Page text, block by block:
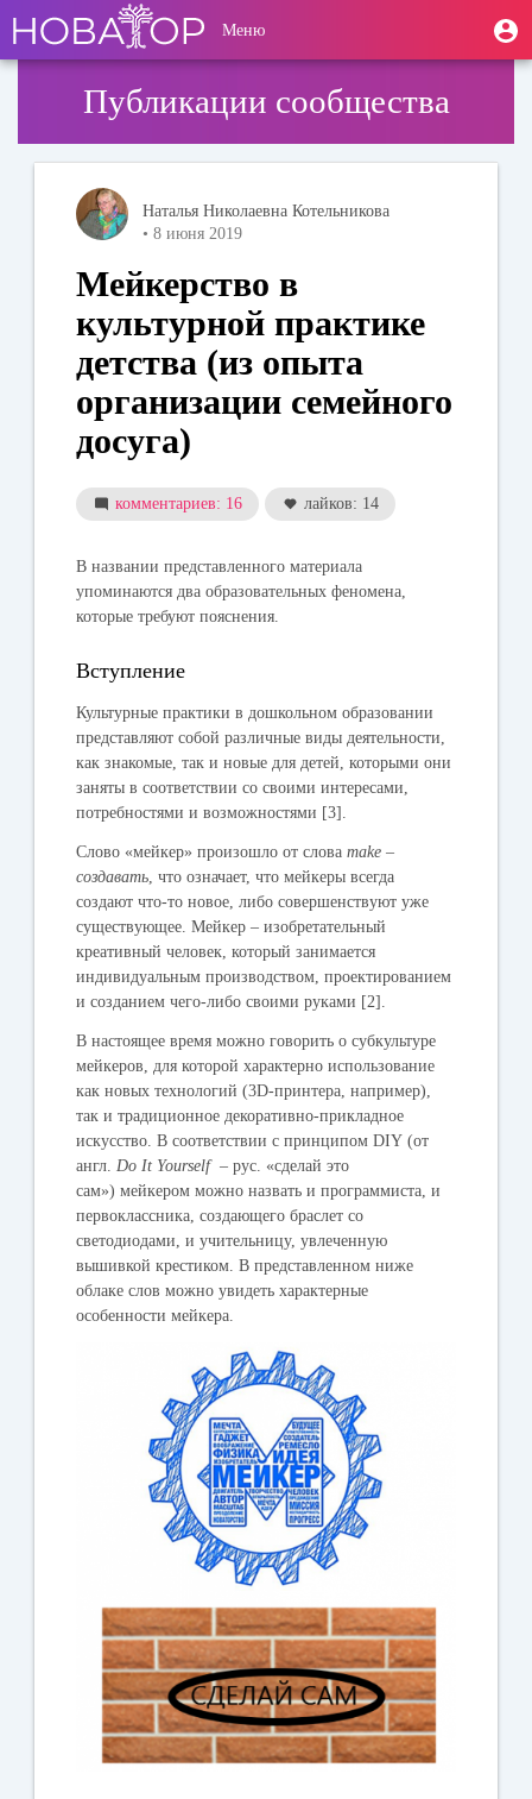
основному
содержанию
User
account
Меню
Публикации сообщества
Наталья Николаевна Котельникова
• 8 июня 2019
Мейкерство в
культурной практике
детства (из опыта
организации семейного
досуга)
комментариев: 16 лайков: 14
В названии представленного материала
упоминаются два образовательных феномена,
которые требуют пояснения.
Вступление
Культурные практики в дошкольном образовании
представляют собой различные виды деятельности,
как знакомые, так и новые для детей, которыми они
заняты в соответствии со своими интересами,
потребностями и возможностями [3].
Слово «мейкер» произошло от словаmake –
создавать , что означает, что мейкеры всегда
создают что-то новое, либо совершенствуют уже
существующее.Мейкер – изобретательный
креативный человек, который занимается
индивидуальным производством, проектированием
и созданием чего-либо своими руками [2].
В настоящее время можно говорить о субкультуре
мейкеров, для которой характерно использование
как новых технологий(3D-принтера, например),
так и традиционное декоративно-прикладное
искусство. В соответствии с принципом DIY (от
англ. Do It Yourself– рус. «сделай это
сам») мейкером можно назвать и программиста, и
первоклассника, создающего браслет со
светодиодами, и учительницу, увлеченную
вышивкой крестиком. В представленном ниже
облаке слов можно увидеть характерные
особенности мейкера.